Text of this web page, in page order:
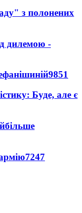
з полонених
дилемою -
9851
Буде, але є
7247